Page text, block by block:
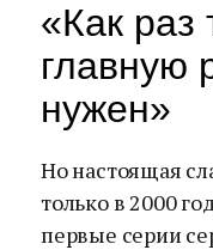
«Как раз
главную
нужен»
Но настоящая
только в 2000
первые серии